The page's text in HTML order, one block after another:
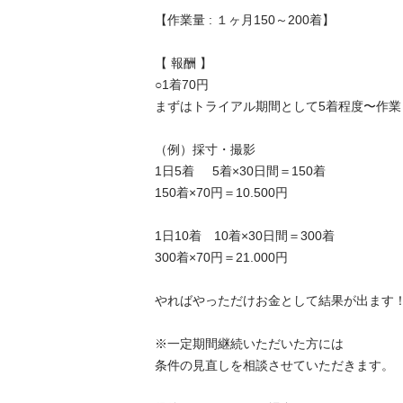
【作業量 : １ヶ月150～200着】
【 報酬 】
○1着70円
まずはトライアル期間として5着程度〜作
（例）採寸・撮影
1日5着     5着×30日間＝150着
150着×70円＝10.500円
1日10着　10着×30日間＝300着
300着×70円＝21.000円
やればやっただけお金として結果が出ます
※一定期間継続いただいた方には
条件の見直しを相談させていただきます。